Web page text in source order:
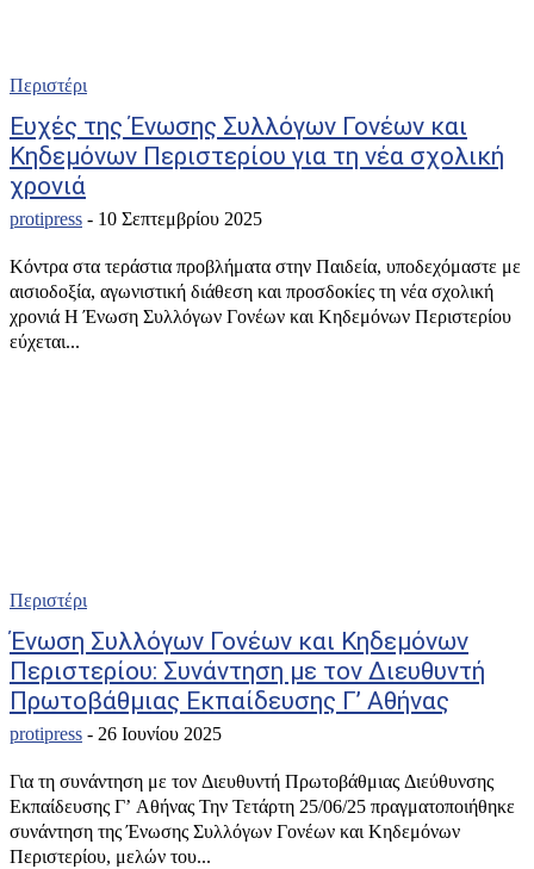
Περιστέρι
Ευχές της Ένωσης Συλλόγων Γονέων και
Κηδεμόνων Περιστερίου για τη νέα σχολική
χρονιά
protipress - 10 Σεπτεμβρίου 2025
Κόντρα στα τεράστια προβλήματα στην Παιδεία, υποδεχόμαστε με
αισιοδοξία, αγωνιστική διάθεση και προσδοκίες τη νέα σχολική
χρονιά Η Ένωση Συλλόγων Γονέων και Κηδεμόνων Περιστερίου
εύχεται...
Περιστέρι
Ένωση Συλλόγων Γονέων και Κηδεμόνων
Περιστερίου: Συνάντηση με τον Διευθυντή
Πρωτοβάθμιας Εκπαίδευσης Γ’ Αθήνας
protipress - 26 Ιουνίου 2025
Για τη συνάντηση με τον Διευθυντή Πρωτοβάθμιας Διεύθυνσης
Εκπαίδευσης Γ’ Αθήνας Την Τετάρτη 25/06/25 πραγματοποιήθηκε
συνάντηση της Ένωσης Συλλόγων Γονέων και Κηδεμόνων
Περιστερίου, μελών του...